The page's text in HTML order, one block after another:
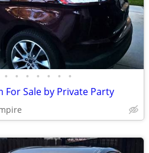
• • • • • • •
For Sale by Private Party